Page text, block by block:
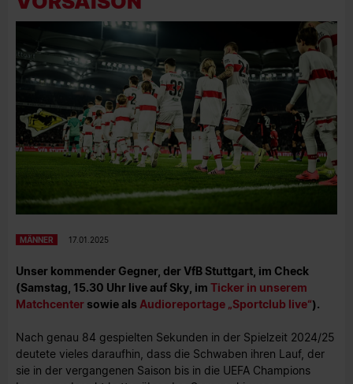
MÄNNER 17.01.2025
Unser kommender Gegner, der VfB Stuttgart, im Check
(Samstag, 15.30 Uhr live auf Sky, im Ticker in unserem
Matchcenter sowie als Audioreportage „Sportclub live“).
Nach genau 84 gespielten Sekunden in der Spielzeit 2024/25
deutete vieles daraufhin, dass die Schwaben ihren Lauf, der
sie in der vergangenen Saison bis in die UEFA Champions